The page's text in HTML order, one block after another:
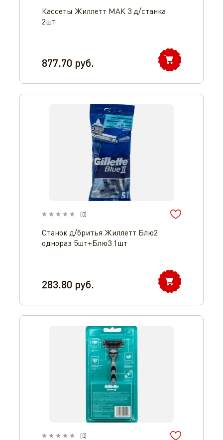
Кассеты Жиллетт МАК 3 д/станка
2шт
877.70 руб.
(0)
Станок д/бритья Жиллетт Блю2
однораз 5шт+Блю3 1шт
283.80 руб.
(0)